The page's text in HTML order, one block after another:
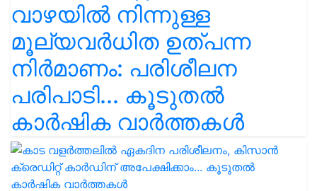
വാഴയിൽ നിന്നുള്ള
മൂല്യവർധിത ഉത്പന്ന
നിർമാണം: പരിശീലന
പരിപാടി... കൂടുതൽ
കാർഷിക വാർത്തകൾ